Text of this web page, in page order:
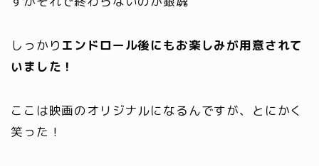
しっかり エンドロール後にもお楽しみが用意されて
いました！
ここは映画のオリジナルになるんですが、とにかく
笑った！